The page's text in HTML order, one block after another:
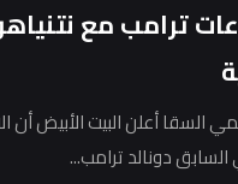
ترامب مع
السقا أعلن البيت الأبيض أن
السابق دونالد ترامب...